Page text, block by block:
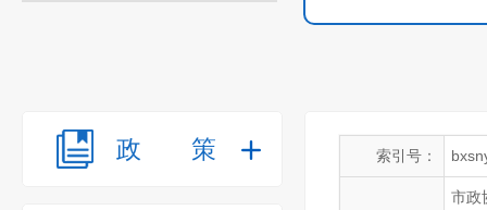
政策 索引号：
市政